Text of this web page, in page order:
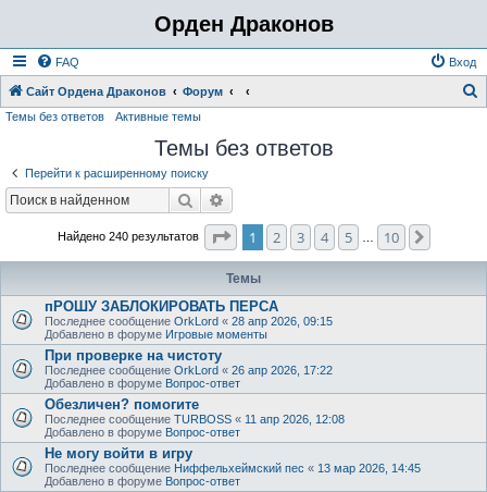
Орден Драконов
FAQ Вход
Сайт Ордена Драконов Форум
Темы без ответов Активные темы
Темы без ответов
Перейти к расширенному поиску
Поиск
Найдено 240 результатов Страница1 из
1 2 3 4 5 10
Темы
пРОШУ ЗАБЛОКИРОВАТЬ ПЕРСА
Последнее сообщение OrkLord « 28 апр 2026, 09:15
Добавлено в форуме Игровые моменты
При проверке на чистоту
Последнее сообщение OrkLord « 26 апр 2026, 17:22
Добавлено в форуме Вопрос-ответ
Обезличен? помогите
Последнее сообщение TURBOSS « 11 апр 2026, 12:08
Добавлено в форуме Вопрос-ответ
Не могу войти в игру
Последнее сообщение Ниффельхеймский пес « 13 мар 2026, 14:45
Добавлено в форуме Вопрос-ответ